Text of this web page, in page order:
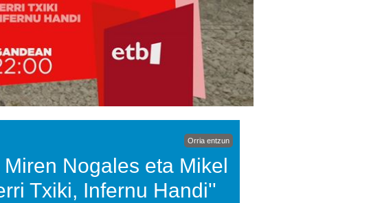
Orria entzun
Nogales eta Mikel
Txiki, Infernu Handi''